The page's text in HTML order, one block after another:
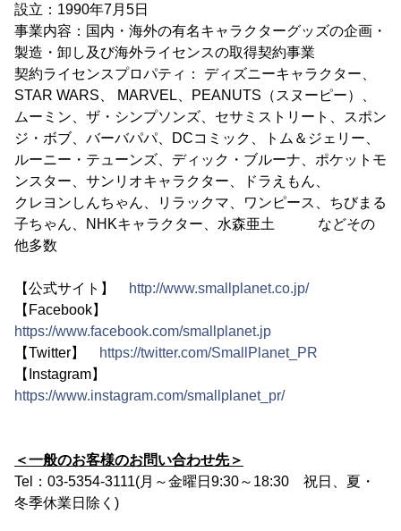
設立：1990年7月5日
事業内容：国内・海外の有名キャラクターグッズの企画・
製造・卸し及び海外ライセンスの取得契約事業
契約ライセンスプロパティ： ディズニーキャラクター、
STAR WARS、 MARVEL、PEANUTS（スヌーピー）、
ムーミン、ザ・シンプソンズ、セサミストリート、スポン
ジ・ボブ、バーバパパ、DCコミック、トム＆ジェリー、
ルーニー・テューンズ、ディック・ブルーナ、ポケットモ
ンスター、サンリオキャラクター、ドラえもん、
クレヨンしんちゃん、リラックマ、ワンピース、ちびまる
子ちゃん、NHKキャラクター、水森亜土 などその
他多数
【公式サイト】
http://www.smallplanet.co.jp/
【Facebook】
https://www.facebook.com/smallplanet.jp
【Twitter】
https://twitter.com/SmallPlanet_PR
【Instagram】
https://www.instagram.com/smallplanet_pr/
＜一般のお客様のお問い合わせ先＞
Tel：03-5354-3111(月～金曜日9:30～18:30 祝日、夏・
冬季休業日除く)